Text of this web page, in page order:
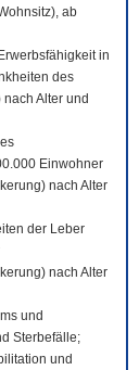
ab
in
des
Alter und
Einwohner
nach Alter
der Leber
nach Alter
und
Sterbefälle;
und